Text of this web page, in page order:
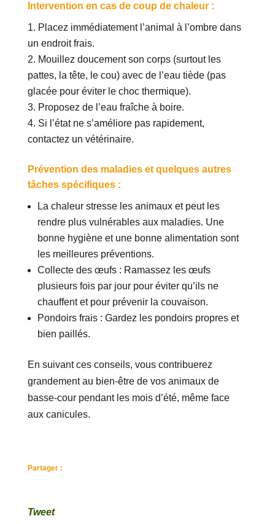
Intervention en cas de coup de chaleur :
Placez immédiatement l’animal à l’ombre dans
un endroit frais.
Mouillez doucement son corps (surtout les
pattes, la tête, le cou) avec de l’eau tiède (pas
glacée pour éviter le choc thermique).
Proposez de l’eau fraîche à boire.
Si l’état ne s’améliore pas rapidement,
contactez un vétérinaire.
Prévention des maladies et quelques autres
tâches spécifiques :
La chaleur stresse les animaux et peut les
rendre plus vulnérables aux maladies. Une
bonne hygiène et une bonne alimentation sont
les meilleures préventions.
Collecte des œufs : Ramassez les œufs
plusieurs fois par jour pour éviter qu’ils ne
chauffent et pour prévenir la couvaison.
Pondoirs frais : Gardez les pondoirs propres et
bien paillés.
En suivant ces conseils, vous contribuerez
grandement au bien-être de vos animaux de
basse-cour pendant les mois d’été, même face
aux canicules.
Partager :
Tweet